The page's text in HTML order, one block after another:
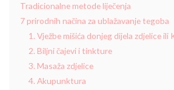
Tradicionalne metode liječenja
7 prirodnih načina za ublažavanje tegoba
1. Vježbe mišića donjeg dijela zdjelice ili
2. Biljni čajevi i tinkture
3. Masaža zdjelice
4. Akupunktura